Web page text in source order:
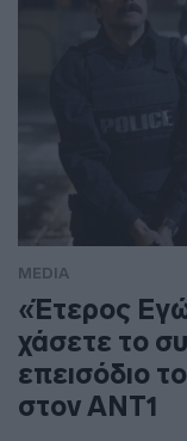
MEDIA
«Έτερος
χάσετε το
επεισόδιο
στον ΑΝΤ1